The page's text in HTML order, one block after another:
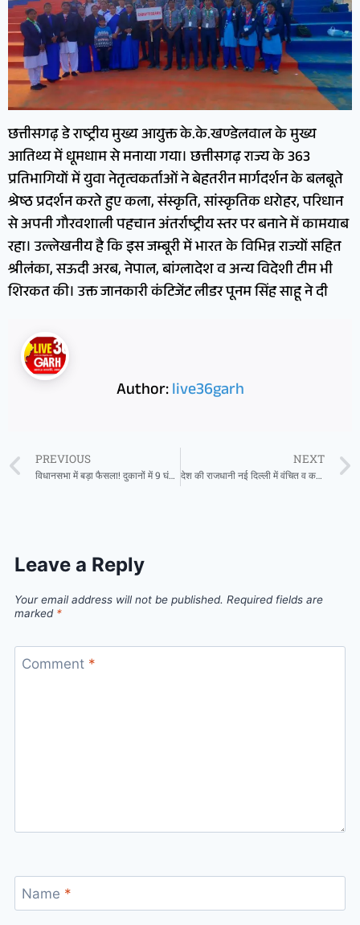
छत्तीसगढ़ डे राष्ट्रीय मुख्य आयुक्त के.के.खण्डेलवाल के मुख्य
आतिथ्य में धूमधाम से मनाया गया। छत्तीसगढ़ राज्य के 363
प्रतिभागियों में युवा नेतृत्वकर्ताओं ने बेहतरीन मार्गदर्शन के बलबूते
श्रेष्ठ प्रदर्शन करते हुए कला, संस्कृति, सांस्कृतिक धरोहर, परिधान
से अपनी गौरवशाली पहचान अंतर्राष्ट्रीय स्तर पर बनाने में कामयाब
रहा। उल्लेखनीय है कि इस जम्बूरी में भारत के विभिन्न राज्यों सहित
श्रीलंका, सऊदी अरब, नेपाल, बांग्लादेश व अन्य विदेशी टीम भी
शिरकत की। उक्त जानकारी कंटिजेंट लीडर पूनम सिंह साहू ने दी
Author:live36garh
PREVIOUS
विधानसभा में बड़ा फैसला! दुकानों में 9 घंटे से अधिक काम कराने पर मिलेगा ओवरटाइम
NEXT
देश की राजधानी नई दिल्ली में वंचित व कमजोर वर्गों के अभ्यर्थियों के लिए 200 सीटर उच्च स्तरीय यूथ हॉस्टल
Leave a Reply
Your email address will not be published. Required fields are
marked *
Comment *
Name *